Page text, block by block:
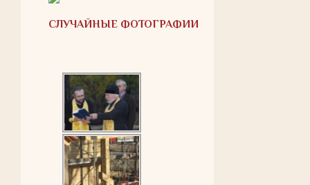
СЛУЧАЙНЫЕ ФОТОГРАФИИ